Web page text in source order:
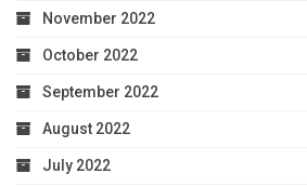
November 2022
October 2022
September 2022
August 2022
July 2022